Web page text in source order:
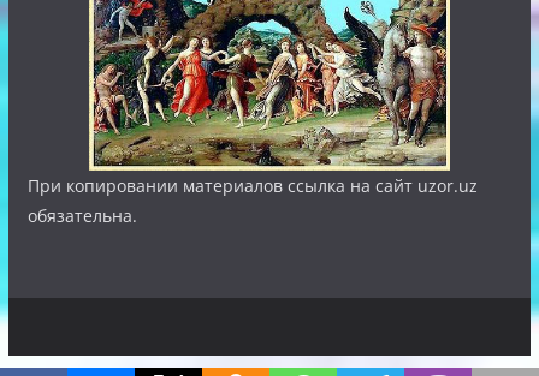
При копировании материалов ссылка на сайт uzor.uz
обязательна.